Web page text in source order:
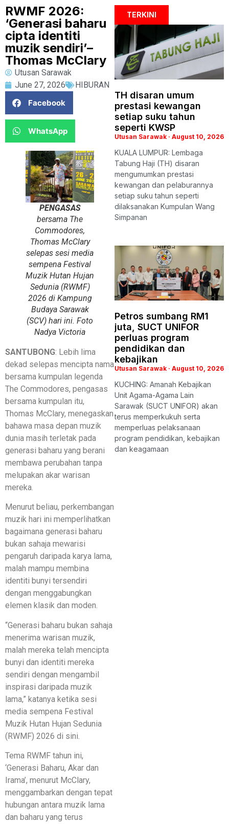
RWMF 2026:
‘Generasi baharu
cipta identiti
muzik sendiri’–
Thomas McClary
Utusan Sarawak
June 27, 2026
HIBURAN
Facebook
WhatsApp
PENGASAS
bersama The
Commodores,
Thomas McClary
selepas sesi media
sempena Festival
Muzik Hutan Hujan
Sedunia (RWMF)
2026 di Kampung
Budaya Sarawak
(SCV) hari ini. Foto
Nadya Victoria
SANTUBONG: Lebih lima
dekad selepas mencipta nama
bersama kumpulan legenda
The Commodores, pengasas
bersama kumpulan itu,
Thomas McClary, menegaskan
bahawa masa depan muzik
dunia masih terletak pada
generasi baharu yang berani
membawa perubahan tanpa
melupakan akar warisan
mereka.
Menurut beliau, perkembangan
muzik hari ini memperlihatkan
bagaimana generasi baharu
bukan sahaja mewarisi
pengaruh daripada karya lama,
malah mampu membina
identiti bunyi tersendiri
dengan menggabungkan
elemen klasik dan moden.
“Generasi baharu bukan sahaja
menerima warisan muzik,
malah mereka telah mencipta
bunyi dan identiti mereka
sendiri dengan mengambil
inspirasi daripada muzik
lama,” katanya ketika sesi
media sempena Festival
Muzik Hutan Hujan Sedunia
(RWMF) 2026 di sini.
Tema RWMF tahun ini,
‘Generasi Baharu, Akar dan
Irama’, menurut McClary,
menggambarkan dengan tepat
hubungan antara muzik lama
dan baharu yang terus
TERKINI
TH disaran umum
prestasi kewangan
setiap suku tahun
seperti KWSP
Utusan Sarawak August 10, 2026
KUALA LUMPUR: Lembaga
Tabung Haji (TH) disaran
mengumumkan prestasi
kewangan dan pelaburannya
setiap suku tahun seperti
dilaksanakan Kumpulan Wang
Simpanan
Petros sumbang RM1
juta, SUCT UNIFOR
perluas program
pendidikan dan
kebajikan
Utusan Sarawak August 10, 2026
KUCHING: Amanah Kebajikan
Unit Agama-Agama Lain
Sarawak (SUCT UNIFOR) akan
terus memperkukuh serta
memperluas pelaksanaan
program pendidikan, kebajikan
dan keagamaan